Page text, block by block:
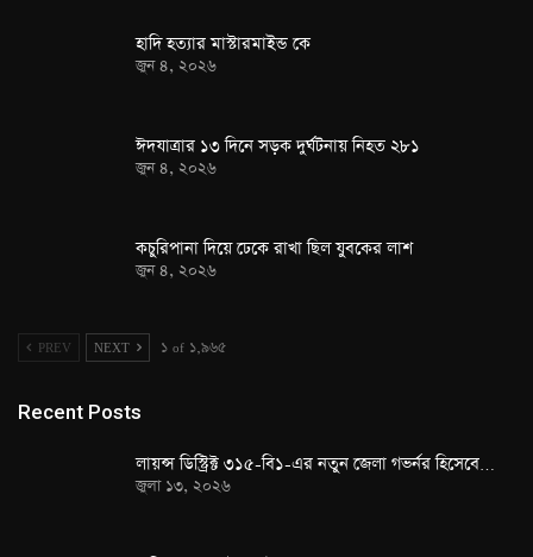
হাদি হত্যার মাস্টারমাইন্ড কে
জুন ৪, ২০২৬
ঈদযাত্রার ১৩ দিনে সড়ক দুর্ঘটনায় নিহত ২৮১
জুন ৪, ২০২৬
কচুরিপানা দিয়ে ঢেকে রাখা ছিল যুবকের লাশ
জুন ৪, ২০২৬
PREV NEXT ১ of ১,৯৬৫
Recent Posts
লায়ন্স ডিস্ট্রিক্ট ৩১৫-বি১-এর নতুন জেলা গভর্নর হিসেবে…
জুলা ১৩, ২০২৬